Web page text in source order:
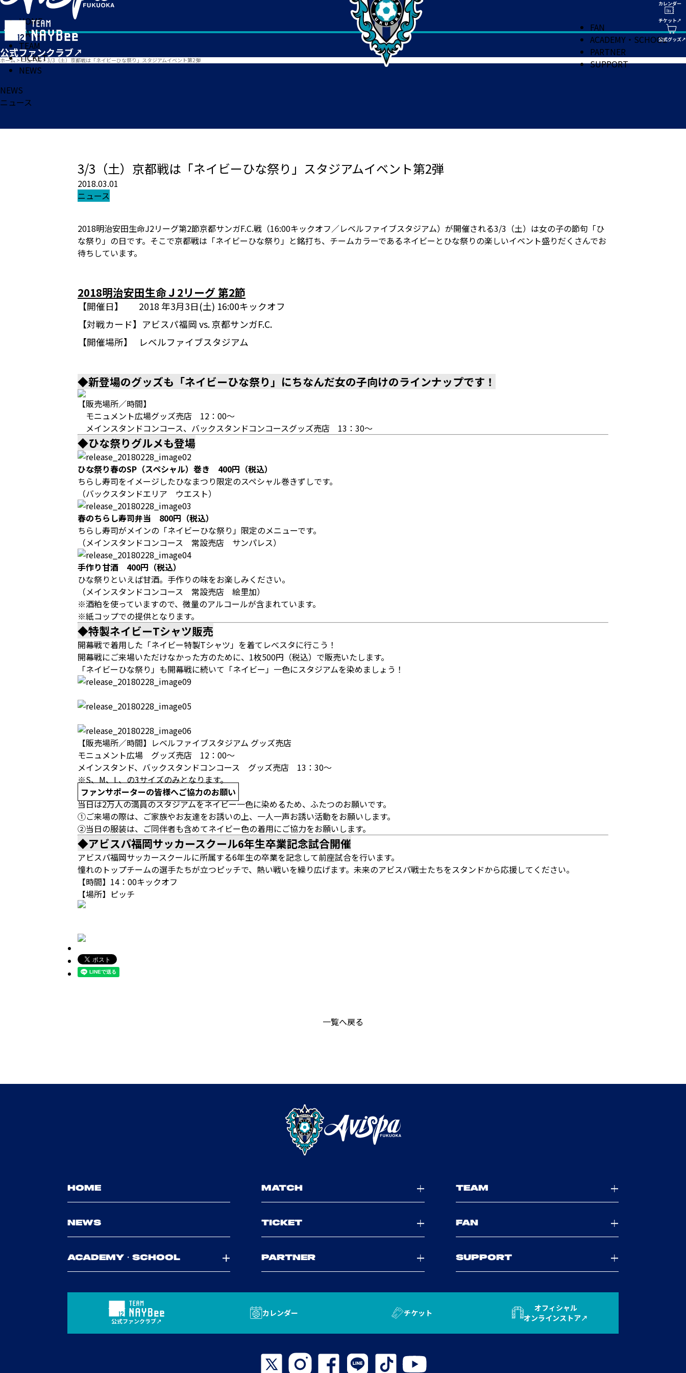
HOME
MATCH
TEAM
TICKET
NEWS
FAN
ACADEMY・SCHOOL
PARTNER
SUPPORT
ホーム > ニュース> 3/3（土）京都戦は「ネイビーひな祭り」スタジアムイベント第2弾
NEWS
ニュース
3/3（土）京都戦は「ネイビーひな祭り」スタジアムイベント第2弾
2018.03.01
ニュース
2018明治安田生命J2リーグ第2節京都サンガF.C.戦（16:00キックオフ／レベルファイブスタジアム）が開催される3/3（土）は女の子の節句「ひ
な祭り」の日です。そこで京都戦は「ネイビーひな祭り」と銘打ち、チームカラーであるネイビーとひな祭りの楽しいイベント盛りだくさんでお
待ちしています。
2018明治安田生命Ｊ2リーグ 第2節
【開催日】
2018 年3月3日(土) 16:00キックオフ
【対戦カード】 アビスパ福岡 vs. 京都サンガF.C.
【開催場所】
レベルファイブスタジアム
◆新登場のグッズも「ネイビーひな祭り」にちなんだ女の子向けのラインナップです！
【販売場所／時間】
モニュメント広場グッズ売店 12：00～
メインスタンドコンコース、バックスタンドコンコースグッズ売店 13：30～
◆ひな祭りグルメも登場
ひな祭り春のSP（スペシャル）巻き 400円（税込）
ちらし寿司をイメージしたひなまつり限定のスペシャル巻きずしです。
（バックスタンドエリア ウエスト）
春のちらし寿司弁当 800円（税込）
ちらし寿司がメインの「ネイビーひな祭り」限定のメニューです。
（メインスタンドコンコース 常設売店 サンパレス）
手作り甘酒 400円（税込）
ひな祭りといえば甘酒。手作りの味をお楽しみください。
（メインスタンドコンコース 常設売店 絵里加）
※酒粕を使っていますので、微量のアルコールが含まれています。
※紙コップでの提供となります。
◆特製ネイビーTシャツ販売
開幕戦で着用した「ネイビー特製Tシャツ」を着てレべスタに行こう！
開幕戦にご来場いただけなかった方のために、1枚500円（税込）で販売いたします。
「ネイビーひな祭り」も開幕戦に続いて「ネイビー」一色にスタジアムを染めましょう！
【販売場所／時間】レベルファイブスタジアム グッズ売店
モニュメント広場 グッズ売店 12：00～
メインスタンド、バックスタンドコンコース グッズ売店 13：30～
※S、M、L、の3サイズのみとなります。
ファンサポーターの皆様へご協力のお願い
当日は2万人の満員のスタジアムをネイビー一色に染めるため、ふたつのお願いです。
①ご来場の際は、ご家族やお友達をお誘いの上、一人一声お誘い活動をお願いします。
②当日の服装は、ご同伴者も含めてネイビー色の着用にご協力をお願いします。
◆アビスパ福岡サッカースクール6年生卒業記念試合開催
アビスパ福岡サッカースクールに所属する6年生の卒業を記念して前座試合を行います。
憧れのトップチームの選手たちが立つピッチで、熱い戦いを繰り広げます。未来のアビスパ戦士たちをスタンドから応援してください。
【時間】14：00キックオフ
【場所】ピッチ
一覧へ戻る
HOME MATCH TEAM
NEWS TICKET FAN
ACADEMY・SCHOOL PARTNER SUPPORT
公式ファンクラブ
カレンダー チケット
オフィシャル
オンラインストア